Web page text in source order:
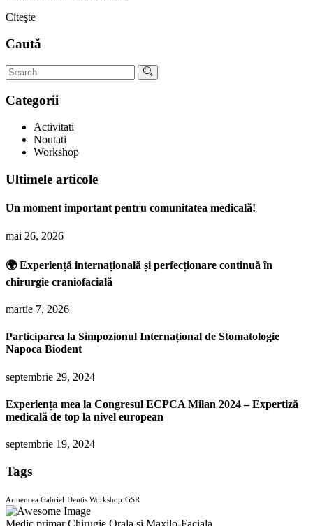
Citeşte
Caută
Categorii
Activitati
Noutati
Workshop
Ultimele articole
Un moment important pentru comunitatea medicală!
mai 26, 2026
🌍 Experiență internațională și perfecționare continuă în
chirurgie craniofacială
martie 7, 2026
Participarea la Simpozionul Internațional de Stomatologie
Napoca Biodent
septembrie 29, 2024
Experiența mea la Congresul ECPCA Milan 2024 – Expertiză
medicală de top la nivel european
septembrie 19, 2024
Tags
Armencea Gabriel Dentis Workshop GSR
Medic primar Chirugie Orala si Maxilo-Faciala